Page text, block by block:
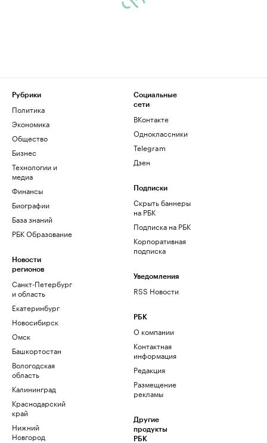
Рубрики
Политика
Экономика
Общество
Бизнес
Технологии и
медиа
Финансы
Биографии
База знаний
РБК Образование
Новости
регионов
Санкт-Петербург
и область
Екатеринбург
Новосибирск
Омск
Башкортостан
Вологодская
область
Калининград
Краснодарский
край
Нижний
Новгород
Социальные
сети
ВКонтакте
Одноклассники
Telegram
Дзен
Подписки
Скрыть баннеры
на РБК
Подписка на РБК
Корпоративная
подписка
Уведомления
RSS Новости
РБК
О компании
Контактная
информация
Редакция
Размещение
рекламы
Другие
продукты
РБК